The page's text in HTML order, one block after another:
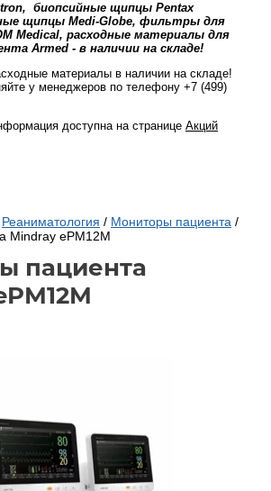
биопсийные щипцы Pentax
щипцы Medi-Globe, фильтры для
Medical, расходные материалы для
Armed - в наличии на складе!
материалы в наличии на складе!
у менеджеров по телефону +7 (499)
доступна на странице Акций
Реаниматология / Мониторы пациента /
Mindray ePM12M
пациента